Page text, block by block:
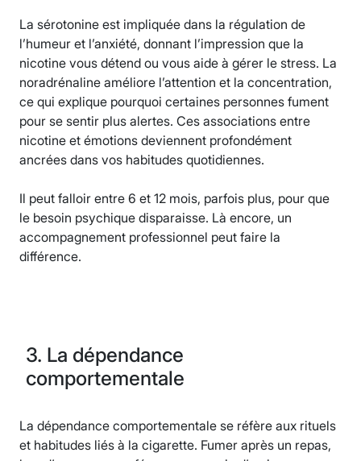
La sérotonine est impliquée dans la régulation de
l’humeur et l’anxiété, donnant l’impression que la
nicotine vous détend ou vous aide à gérer le stress. La
noradrénaline améliore l’attention et la concentration,
ce qui explique pourquoi certaines personnes fument
pour se sentir plus alertes. Ces associations entre
nicotine et émotions deviennent profondément
ancrées dans vos habitudes quotidiennes.
Il peut falloir entre 6 et 12 mois, parfois plus, pour que
le besoin psychique disparaisse. Là encore, un
accompagnement professionnel peut faire la
différence.
3. La dépendance
comportementale
La dépendance comportementale se réfère aux rituels
et habitudes liés à la cigarette. Fumer après un repas,